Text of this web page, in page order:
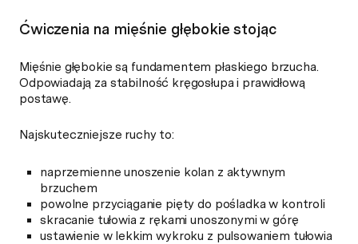
Ćwiczenia na mięśnie głębokie stojąc
Mięśnie głębokie są fundamentem płaskiego brzucha.
Odpowiadają za stabilność kręgosłupa i prawidłową
postawę.
Najskuteczniejsze ruchy to:
naprzemienne unoszenie kolan z aktywnym
brzuchem
powolne przyciąganie pięty do pośladka w kontroli
skracanie tułowia z rękami unoszonymi w górę
ustawienie w lekkim wykroku z pulsowaniem tułowia